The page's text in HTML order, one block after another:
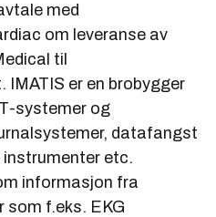
med
om leveranse av
til
er en brobygger
systemer og
datafangst
etc.
informasjon fra
som f.eks. EKG